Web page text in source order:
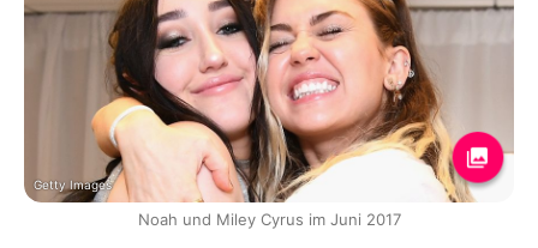
Getty Images
Noah und Miley Cyrus im Juni 2017